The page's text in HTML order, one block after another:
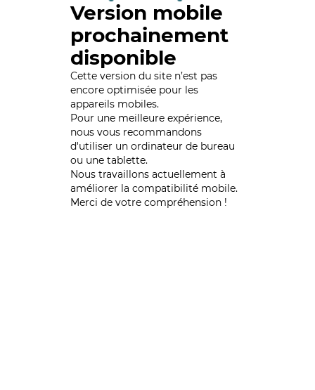
Version mobile
prochainement
disponible
Cette version du site n’est pas
encore optimisée pour les
appareils mobiles.
Pour une meilleure expérience,
nous vous recommandons
d'utiliser un ordinateur de bureau
ou une tablette.
Nous travaillons actuellement à
améliorer la compatibilité mobile.
Merci de votre compréhension !